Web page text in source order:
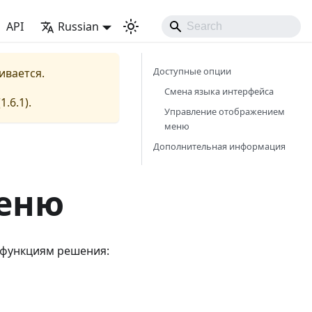
API Russian
1.6.1).
решения:
Доступные опции
Смена языка интерфейса
Управление отображением
меню
Дополнительная информация